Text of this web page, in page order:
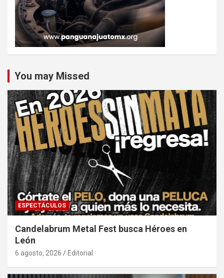
You may Missed
ESPECTÁCULOS
Candelabrum Metal Fest busca Héroes en
León
6 agosto, 2026 Editorial